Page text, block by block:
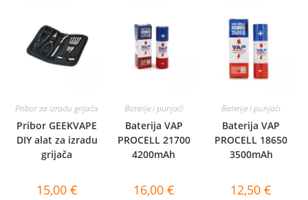
Pribor za izradu grijača
Pribor GEEKVAPE
DIY alat za izradu
grijača
15,00 €
Baterije i punjači
Baterija VAP
PROCELL 21700
4200mAh
16,00 €
Baterije i punjači
Baterija VAP
PROCELL 18650
3500mAh
12,50€